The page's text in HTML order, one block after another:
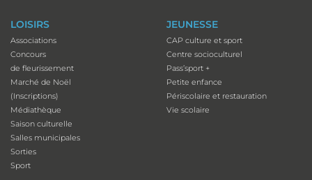
LOISIRS
Associations
Concours
de fleurissement
Marché de Noël
(Inscriptions)
Médiathèque
Saison culturelle
Salles municipales
Sorties
Sport
JEUNESSE
CAP culture et sport
Centre socioculturel
Pass’sport +
Petite enfance
Périscolaire et restauration
Vie scolaire